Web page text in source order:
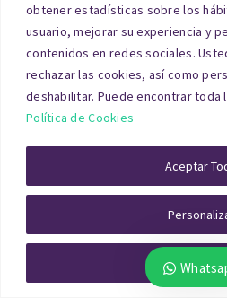
obtener estadísticas sobre los
usuario, mejorar su experiencia y
contenidos en redes sociales.
rechazar las cookies, así como
deshabilitar. Puede encontrar toda
Política de Cookies
Rechazar
Aceptar
805/2003, válida
asesoramiento de
procesos judiciales en
de la ciudad de
Casco Antiguo, San
y San Martín,